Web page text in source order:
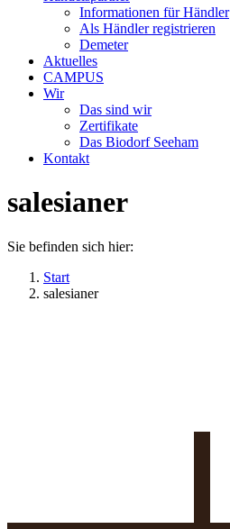
Informationen für Händler
Als Händler registrieren
Demeter
Aktuelles
CAMPUS
Wir
Das sind wir
Zertifikate
Das Biodorf Seeham
Kontakt
salesianer
Sie befinden sich hier:
Start
salesianer